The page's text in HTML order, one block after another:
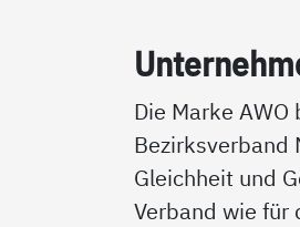
Die Marke
Bezirksverband
Gleichheit und
Verband wie für